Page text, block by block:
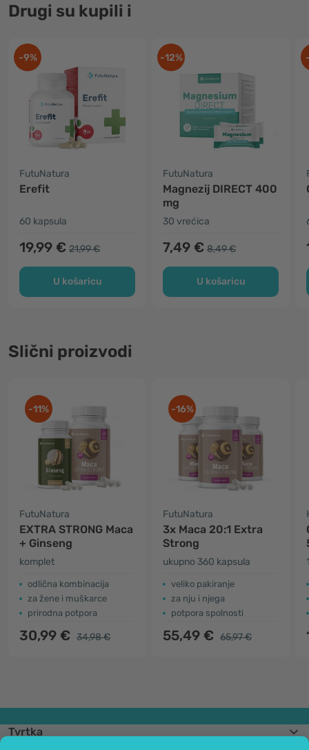
Drugi su kupili i
-9%
FutuNatura
Erefit
60 kapsula
19,99 € 21,99 €
U košaricu
-12%
FutuNatura
Magnezij DIRECT 400
mg
30 vrećica
7,49 € 8,49 €
U košaricu
Slični proizvodi
-11%
FutuNatura
EXTRA STRONG Maca
+ Ginseng
komplet
odlična kombinacija
za žene i muškarce
prirodna potpora
30,99 € 34,98 €
-16%
FutuNatura
3x Maca 20:1 Extra
Strong
ukupno 360 kapsula
veliko pakiranje
za nju i njega
potpora spolnosti
55,49 € 65,97 €
Tvrtka